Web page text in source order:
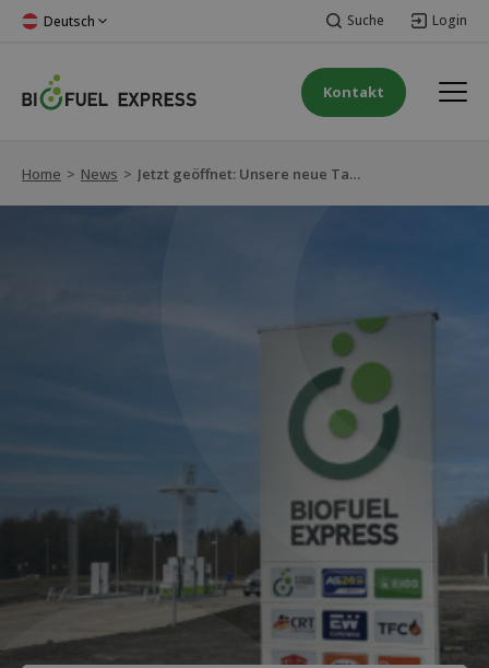
Deutsch Suche Login
Kontakt
Home > News > Jetzt geöffnet: Unsere neue Tankstelle in Nørre Alslev